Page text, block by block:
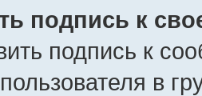
подпись к
подпись к
в